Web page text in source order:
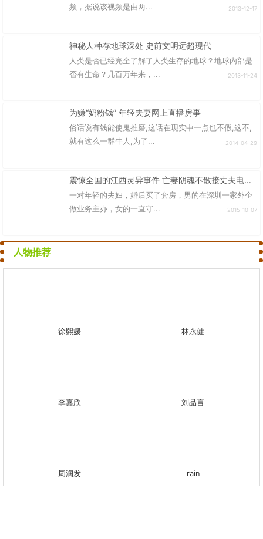
频，据说该视频是由两...
2013-12-17
神秘人种存地球深处 史前文明远超现代
人类是否已经完全了解了人类生存的地球？地球内部是
否有生命？几百万年来，...
2013-11-24
为赚“奶粉钱” 年轻夫妻网上直播房事
俗话说有钱能使鬼推磨,这话在现实中一点也不假,这不,
就有这么一群牛人,为了...
2014-04-29
震惊全国的江西灵异事件 亡妻阴魂不散接丈夫电话···
一对年轻的夫妇，婚后买了套房，男的在深圳一家外企
做业务主办，女的一直守...
2015-10-07
人物推荐
徐熙媛 林永健
李嘉欣 刘品言
周润发 rain